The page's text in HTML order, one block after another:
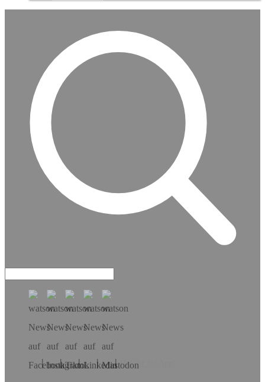
Hol dir die App!